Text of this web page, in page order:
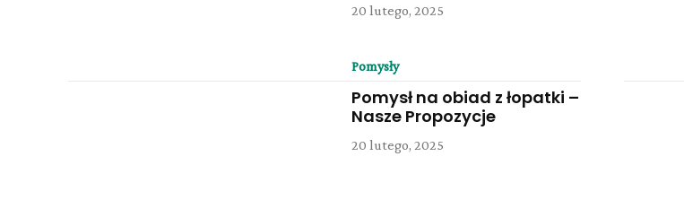
20 lutego, 2025
Pomysły
Pomysł na obiad z łopatki –
Nasze Propozycje
20 lutego, 2025